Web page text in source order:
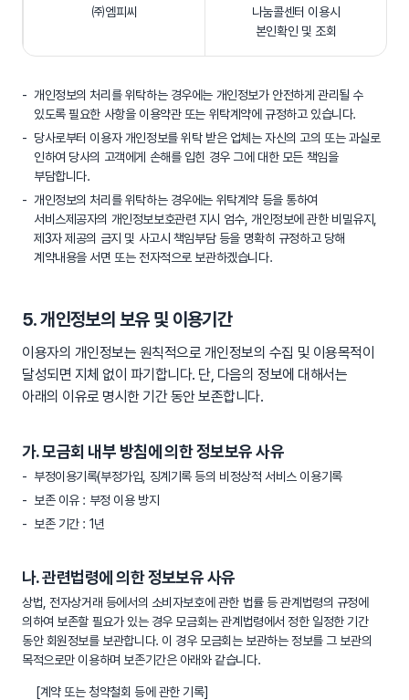
㈜엠피씨
나눔콜센터 이용시
본인확인 및 조회
개인정보의 처리를 위탁하는 경우에는 개인정보가 안전하게 관리될 수
있도록 필요한 사항을 이용약관 또는 위탁계약에 규정하고 있습니다.
당사로부터 이용자 개인정보를 위탁 받은 업체는 자신의 고의 또는 과실로
인하여 당사의 고객에게 손해를 입힌 경우 그에 대한 모든 책임을
부담합니다.
개인정보의 처리를 위탁하는 경우에는 위탁계약 등을 통하여
서비스제공자의 개인정보보호관련 지시 엄수, 개인정보에 관한 비밀유지,
제3자 제공의 금지 및 사고시 책임부담 등을 명확히 규정하고 당해
계약내용을 서면 또는 전자적으로 보관하겠습니다.
5. 개인정보의 보유 및 이용기간
이용자의 개인정보는 원칙적으로 개인정보의 수집 및 이용목적이
달성되면 지체 없이 파기합니다. 단, 다음의 정보에 대해서는
아래의 이유로 명시한 기간 동안 보존합니다.
가. 모금회 내부 방침에 의한 정보보유 사유
부정이용기록(부정가입, 징계기록 등의 비정상적 서비스 이용기록
보존 이유 : 부정 이용 방지
보존 기간 : 1년
나. 관련법령에 의한 정보보유 사유
상법, 전자상거래 등에서의 소비자보호에 관한 법률 등 관계법령의 규정에
의하여 보존할 필요가 있는 경우 모금회는 관계법령에서 정한 일정한 기간
동안 회원정보를 보관합니다. 이 경우 모금회는 보관하는 정보를 그 보관의
목적으로만 이용하며 보존기간은 아래와 같습니다.
[계약 또는 청약철회 등에 관한 기록]